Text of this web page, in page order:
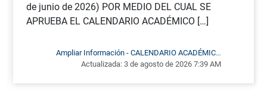
de junio de 2026) POR MEDIO DEL CUAL SE
APRUEBA EL CALENDARIO ACADÉMICO […]
Ampliar Información - CALENDARIO ACADÉMICO
DE PREGRADO PARA EL PERÍODO 2026-2
Actualizada: 3 de agosto de 2026 7:39 AM